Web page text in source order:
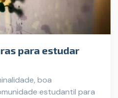
para estudar
boa
estudantil para